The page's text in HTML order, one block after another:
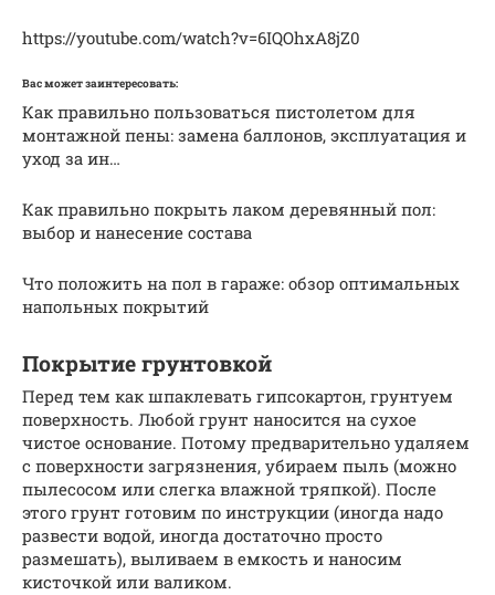
https://youtube.com/watch?v=6IQOhxA8jZ0
Вас может заинтересовать:
Как правильно пользоваться пистолетом для
монтажной пены: замена баллонов, эксплуатация и
уход за ин…
Как правильно покрыть лаком деревянный пол:
выбор и нанесение состава
Что положить на пол в гараже: обзор оптимальных
напольных покрытий
Покрытие грунтовкой
Перед тем как шпаклевать гипсокартон, грунтуем
поверхность. Любой грунт наносится на сухое
чистое основание. Потому предварительно удаляем
с поверхности загрязнения, убираем пыль (можно
пылесосом или слегка влажной тряпкой). После
этого грунт готовим по инструкции (иногда надо
развести водой, иногда достаточно просто
размешать), выливаем в емкость и наносим
кисточкой или валиком.